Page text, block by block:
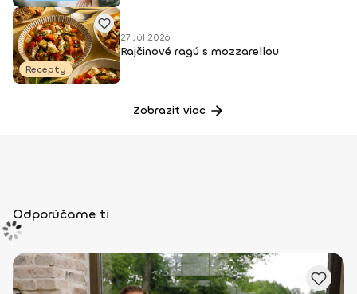
Recepty
27 Júl 2026
Rajčinové ragú s mozzarellou
Zobraziť viac
Odporúčame ti